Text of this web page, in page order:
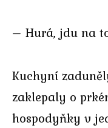
– Hurá, jdu na
Kuchyní
zaklepaly o
hospodyňky v